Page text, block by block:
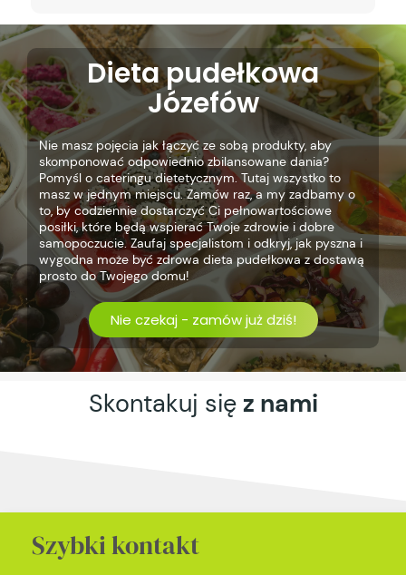
Dieta pudełkowa
Józefów
Nie masz pojęcia jak łączyć ze sobą produkty, aby
skomponować odpowiednio zbilansowane dania?
Pomyśl o cateringu dietetycznym. Tutaj wszystko to
masz w jednym miejscu. Zamów raz, a my zadbamy o
to, by codziennie dostarczyć Ci pełnowartościowe
posiłki, które będą wspierać Twoje zdrowie i dobre
samopoczucie. Zaufaj specjalistom i odkryj, jak pyszna i
wygodna może być zdrowa dieta pudełkowa z dostawą
prosto do Twojego domu!
Nie czekaj - zamów już dziś!
Skontakuj się z nami
Szybki kontakt